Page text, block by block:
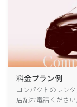
料金プラン例
コンパクトのレン
店舗お電話ください